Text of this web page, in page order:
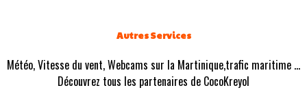
Autres Services
Météo, Vitesse du vent, Webcams sur la Martinique,trafic maritime ...
Découvrez tous les partenaires de CocoKreyol